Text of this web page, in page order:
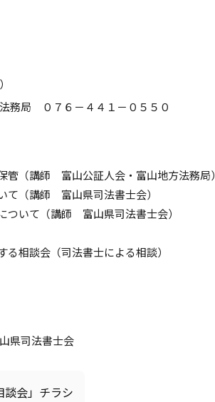
務局 ０７６－４４１－０５５０
（講師 富山公証人会・富山地方法務局）
（講師 富山県司法書士会）
いて（講師 富山県司法書士会）
相談会（司法書士による相談）
県司法書士会
談会」チラシ